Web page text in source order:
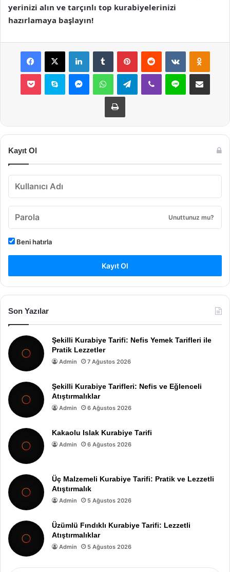
yerinizi alın ve tarçınlı top kurabiyelerinizi
hazırlamaya başlayın!
Facebook
X LinkedInTumblrPinterestReddit VKontakte
PocketSkype MessengerWhatsAppTelegramViber Line E-Posta ile paylaş
Yazdır
Kayıt Ol
Unuttunuz mu?
Beni hatırla
Kayıt Ol
Son Yazılar
Şekilli Kurabiye Tarifi: Nefis Yemek Tarifleri ile
Pratik Lezzetler
Admin 7 Ağustos 2026
Şekilli Kurabiye Tarifleri: Nefis ve Eğlenceli
Atıştırmalıklar
Admin 6 Ağustos 2026
Kakaolu Islak Kurabiye Tarifi
Admin 6 Ağustos 2026
Üç Malzemeli Kurabiye Tarifi: Pratik ve Lezzetli
Atıştırmalık
Admin 5 Ağustos 2026
Üzümlü Fındıklı Kurabiye Tarifi: Lezzetli
Atıştırmalıklar
Admin 5 Ağustos 2026